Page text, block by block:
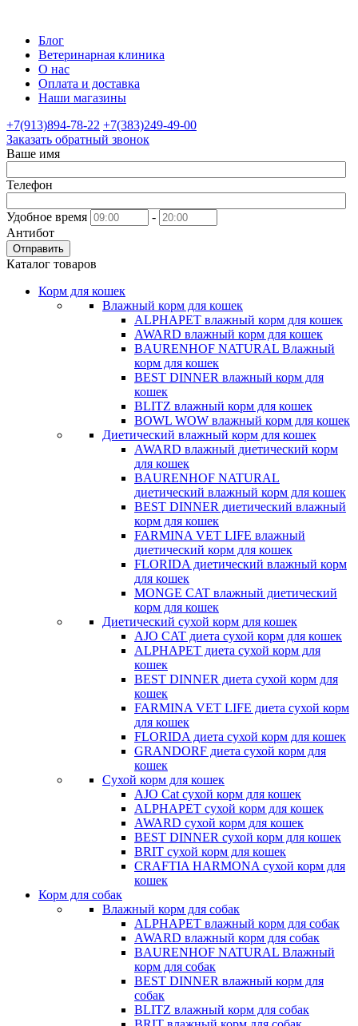
Блог
Ветеринарная клиника
О нас
Оплата и доставка
Наши магазины
+7(913)894-78-22 +7(383)249-49-00
Заказать обратный звонок
Ваше имя
Телефон
Удобное время
-
Антибот
Отправить
Каталог товаров
Корм для кошек
Влажный корм для кошек
ALPHAPET влажный корм для кошек
AWARD влажный корм для кошек
BAURENHOF NATURAL Влажный
корм для кошек
BEST DINNER влажный корм для
кошек
BLITZ влажный корм для кошек
BOWL WOW влажный корм для кошек
Диетический влажный корм для кошек
AWARD влажный диетический корм
для кошек
BAURENHOF NATURAL
диетический влажный корм для кошек
BEST DINNER диетический влажный
корм для кошек
FARMINA VET LIFE влажный
диетический корм для кошек
FLORIDA диетический влажный корм
для кошек
MONGE CAT влажный диетический
корм для кошек
Диетический сухой корм для кошек
AJO CAT диета сухой корм для кошек
ALPHAPET диета сухой корм для
кошек
BEST DINNER диета сухой корм для
кошек
FARMINA VET LIFE диета сухой корм
для кошек
FLORIDA диета сухой корм для кошек
GRANDORF диета сухой корм для
кошек
Сухой корм для кошек
AJO Cat cухой корм для кошек
ALPHAPET сухой корм для кошек
AWARD сухой корм для кошек
BEST DINNER сухой корм для кошек
BRIT сухой корм для кошек
CRAFTIA HARMONA сухой корм для
кошек
Корм для собак
Влажный корм для собак
ALPHAPET влажный корм для собак
AWARD влажный корм для собак
BAURENHOF NATURAL Влажный
корм для собак
BEST DINNER влажный корм для
собак
BLITZ влажный корм для собак